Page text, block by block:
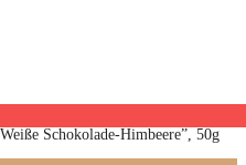
Schokolade-Himbeere”, 50g